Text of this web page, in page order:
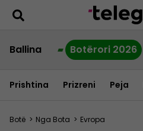
Ballina Botërori 2026
Prishtina Prizreni Peja
Botë > Nga Bota > Evropa